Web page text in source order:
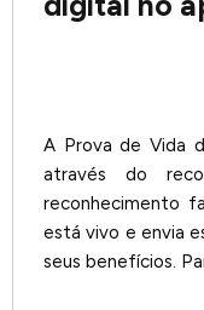
A Prova de Vida
através do
reconhecimento
está vivo e envia
seus benefícios.